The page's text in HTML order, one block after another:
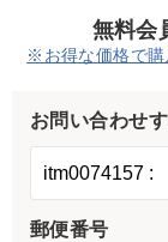
無料会
※お得な価格で購
お問い合わせ
郵便番号